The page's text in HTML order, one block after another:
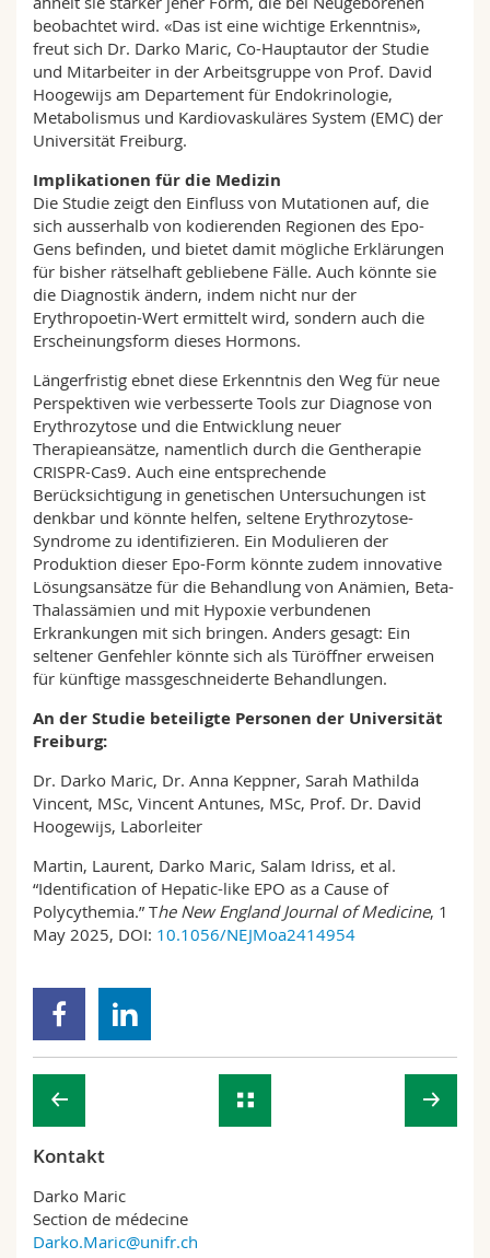
beobachtet wird. «Das ist eine wichtige Erkenntnis»,
freut sich Dr. Darko Maric, Co-Hauptautor der Studie
und Mitarbeiter in der Arbeitsgruppe von Prof. David
Hoogewijs am Departement für Endokrinologie,
Metabolismus und Kardiovaskuläres System (EMC) der
Universität Freiburg.
Implikationen für die Medizin
Die Studie zeigt den Einfluss von Mutationen auf, die
sich ausserhalb von kodierenden Regionen des Epo-
Gens befinden, und bietet damit mögliche Erklärungen
für bisher rätselhaft gebliebene Fälle. Auch könnte sie
die Diagnostik ändern, indem nicht nur der
Erythropoetin-Wert ermittelt wird, sondern auch die
Erscheinungsform dieses Hormons.
Längerfristig ebnet diese Erkenntnis den Weg für neue
Perspektiven wie verbesserte Tools zur Diagnose von
Erythrozytose und die Entwicklung neuer
Therapieansätze, namentlich durch die Gentherapie
CRISPR-Cas9. Auch eine entsprechende
Berücksichtigung in genetischen Untersuchungen ist
denkbar und könnte helfen, seltene Erythrozytose-
Syndrome zu identifizieren. Ein Modulieren der
Produktion dieser Epo-Form könnte zudem innovative
Lösungsansätze für die Behandlung von Anämien, Beta-
Thalassämien und mit Hypoxie verbundenen
Erkrankungen mit sich bringen. Anders gesagt: Ein
seltener Genfehler könnte sich als Türöffner erweisen
für künftige massgeschneiderte Behandlungen.
An der Studie beteiligte Personen der Universität
Freiburg:
Dr. Darko Maric, Dr. Anna Keppner, Sarah Mathilda
Vincent, MSc, Vincent Antunes, MSc, Prof. Dr. David
Hoogewijs, Laborleiter
Martin, Laurent, Darko Maric, Salam Idriss, et al.
“Identification of Hepatic-like EPO as a Cause of
Polycythemia.” The New England Journal of Medicine, 1
May 2025, DOI: 10.1056/NEJMoa2414954
Kontakt
Darko Maric
Section de médecine
Darko.Maric@unifr.ch